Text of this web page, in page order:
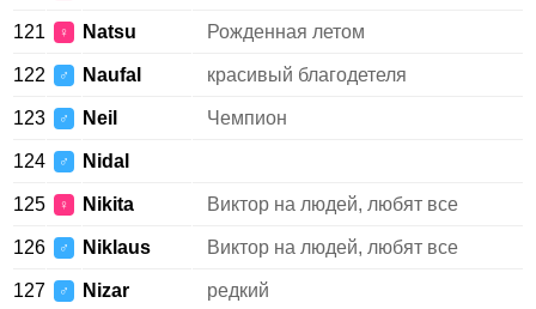
121 ♀ Natsu Рожденная летом
122 ♂ Naufal красивый благодетеля
123 ♂ Neil Чемпион
124 ♂ Nidal
125 ♀ Nikita Виктор на людей, любят все
126 ♂ Niklaus Виктор на людей, любят все
127 ♂ Nizar редкий